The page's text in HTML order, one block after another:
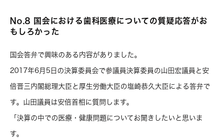
No.8 国会における歯科医療についての質疑応答がお
もしろかった
国会答弁で興味のある内容がありました。
2017年6月5日の決算委員会で参議員決算委員の山田宏議員と安
倍晋三内閣総理大臣と厚生労働大臣の塩崎恭久大臣による答弁で
す。山田議員は安倍首相に質問します。
「決算の中での医療・健康問題についてお聞きしたいと思いま
す。